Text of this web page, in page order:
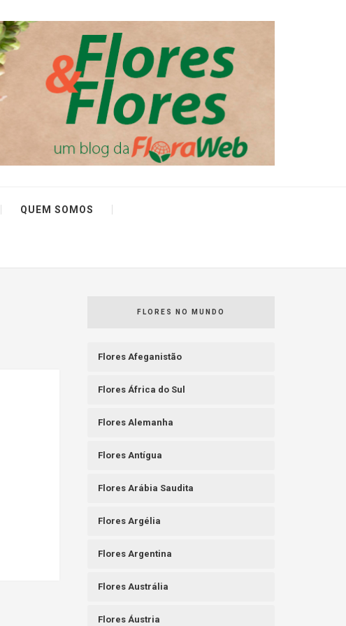
QUEM SOMOS
FLORES NO MUNDO
Flores Afeganistão
Flores África do Sul
Flores Alemanha
Flores Antígua
Flores Arábia Saudita
Flores Argélia
Flores Argentina
Flores Austrália
Flores Áustria